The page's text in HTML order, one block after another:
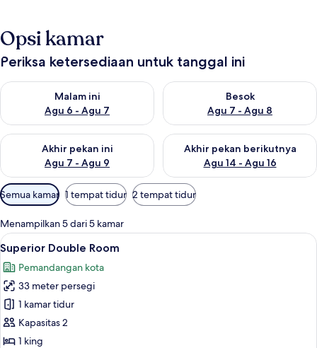
Opsi kamar
Periksa ketersediaan untuk tanggal ini
Malam ini
Agu 6 - Agu 7
Periksa ketersediaan untuk malam ini Agu 6 - Agu 7
Besok
Agu 7 - Agu 8
Periksa ketersediaan untuk
Akhir pekan ini
Agu 7 - Agu 9
Periksa ketersediaan untuk akhir pekan ini Agu 7 - Agu 9
Akhir pekan berikutnya
Agu 14 - Agu 16
Periksa ketersediaan untuk
Filter
tersedia
untuk
kamar
Semua kamar 1 tempat tidur 2 tempat tidur
Menampilkan 5 dari 5 kamar
Lihat
semua
foto
untuk
Superior
Double
Room
Superior Double Room | Meja kerja,
10
Superior Double Room
Pemandangan kota
33 meter persegi
1 kamar tidur
Kapasitas 2
1 king